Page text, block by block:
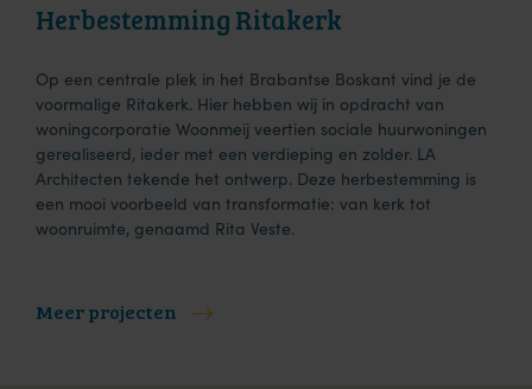
Herbestemming Ritakerk
Op een centrale plek in het Brabantse Boskant vind je de
voormalige Ritakerk. Hier hebben wij in opdracht van
woningcorporatie Woonmeij veertien sociale huurwoningen
gerealiseerd, ieder met een verdieping en zolder. LA
Architecten tekende het ontwerp. Deze herbestemming is
een mooi voorbeeld van transformatie: van kerk tot
woonruimte, genaamd Rita Veste.
Meer projecten